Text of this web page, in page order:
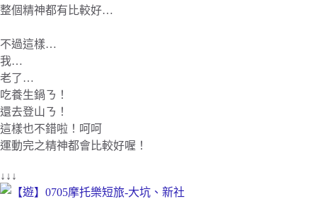
整個精神都有比較好…
不過這樣…
我…
老了…
吃養生鍋ㄋ！
還去登山ㄋ！
這樣也不錯啦！呵呵
運動完之精神都會比較好喔！
↓↓↓